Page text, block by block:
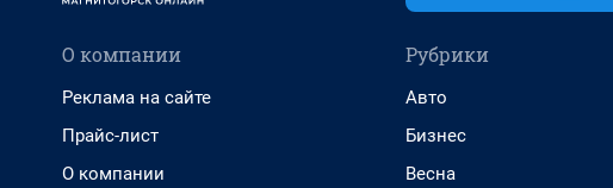
О компании
Реклама на сайте
Прайс-лист
О компании
Рубрики
Авто
Бизнес
Весна